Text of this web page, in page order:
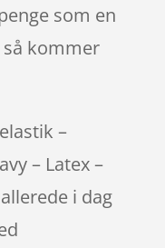
som en
kommer
–
– Latex –
i dag